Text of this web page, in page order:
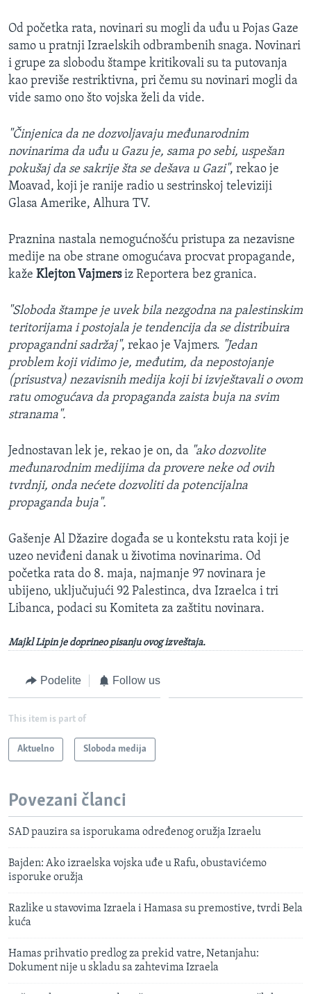
Od početka rata, novinari su mogli da uđu u Pojas Gaze
samo u pratnji Izraelskih odbrambenih snaga. Novinari
i grupe za slobodu štampe kritikovali su ta putovanja
kao previše restriktivna, pri čemu su novinari mogli da
vide samo ono što vojska želi da vide.
"Činjenica da ne dozvoljavaju međunarodnim
novinarima da uđu u Gazu je, sama po sebi, uspešan
pokušaj da se sakrije šta se dešava u Gazi", rekao je
Moavad, koji je ranije radio u sestrinskoj televiziji
Glasa Amerike, Alhura TV.
Praznina nastala nemogućnošću pristupa za nezavisne
medije na obe strane omogućava procvat propagande,
kaže Klejton Vajmersiz Reportera bez granica.
"Sloboda štampe je uvek bila nezgodna na palestinskim
teritorijama i postojala je tendencija da se distribuira
propagandni sadržaj", rekao je Vajmers. "Jedan
problem koji vidimo je, međutim, da nepostojanje
(prisustva) nezavisnih medija koji bi izvještavali o ovom
ratu omogućava da propaganda zaista buja na svim
stranama".
Jednostavan lek je, rekao je on, da "ako dozvolite
međunarodnim medijima da provere neke od ovih
tvrdnji, onda nećete dozvoliti da potencijalna
propaganda buja".
Gašenje Al Džazire događa se u kontekstu rata koji je
uzeo neviđeni danak u životima novinarima. Od
početka rata do 8. maja, najmanje 97 novinara je
ubijeno, uključujući 92 Palestinca, dva Izraelca i tri
Libanca, podaci su Komiteta za zaštitu novinara.
Majkl Lipin je doprineo pisanju ovog izveštaja.
Podelite Follow us
This item is part of
Aktuelno Sloboda medija
Povezani članci
SAD pauzira sa isporukama određenog oružja Izraelu
Bajden: Ako izraelska vojska uđe u Rafu, obustavićemo
isporuke oružja
Razlike u stavovima Izraela i Hamasa su premostive, tvrdi Bela
kuća
Hamas prihvatio predlog za prekid vatre, Netanjahu:
Dokument nije u skladu sa zahtevima Izraela